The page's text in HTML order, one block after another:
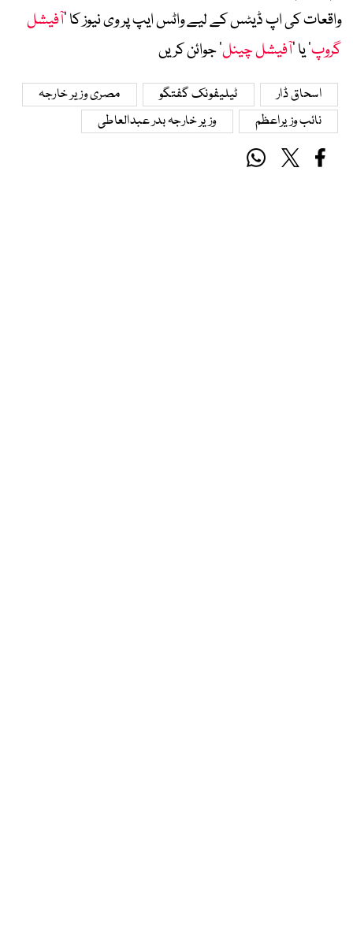
واقعات کی اپ ڈیٹس کے لیے واٹس ایپ پر وی نیوز کا ’آفیشل
گروپ‘ یا ’آفیشل چینل‘ جوائن کریں
اسحاق ڈار ٹیلیفونک گفتگو
مصری وزیر خارجہ
نائب وزیراعظم
وزیر خارجہ بدر عبدالعاطی